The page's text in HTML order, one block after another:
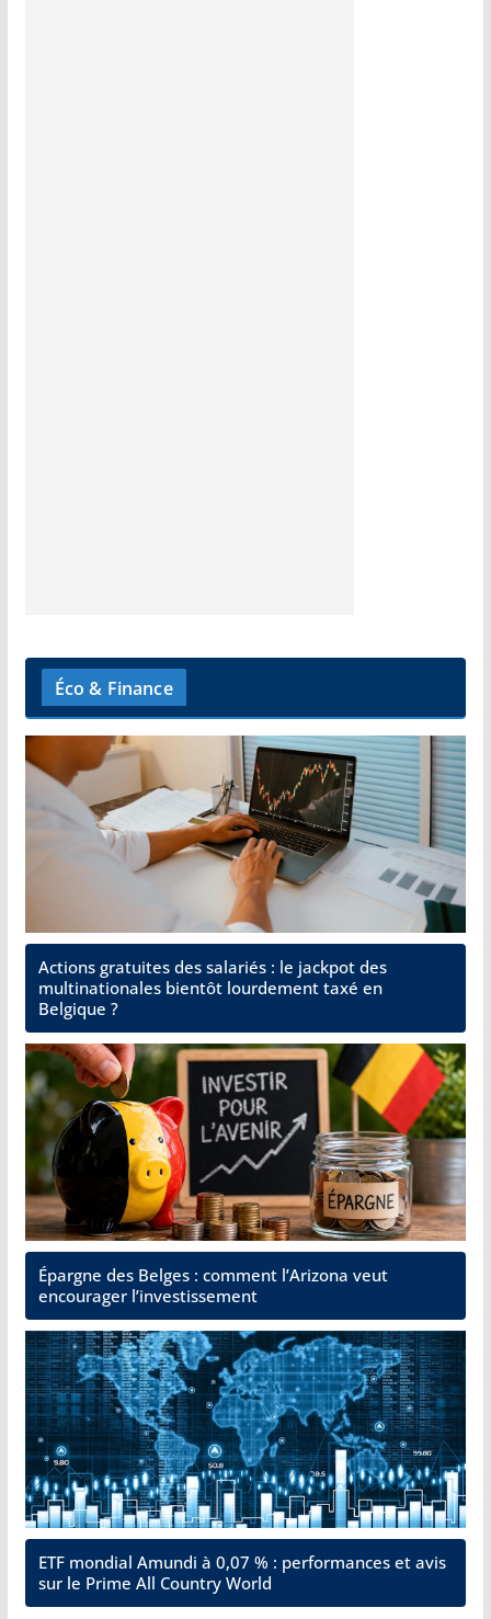
Éco & Finance
Actions gratuites des salariés : le jackpot des
multinationales bientôt lourdement taxé en
Belgique ?
Épargne des Belges : comment l’Arizona veut
encourager l’investissement
ETF mondial Amundi à 0,07 % : performances et avis
sur le Prime All Country World